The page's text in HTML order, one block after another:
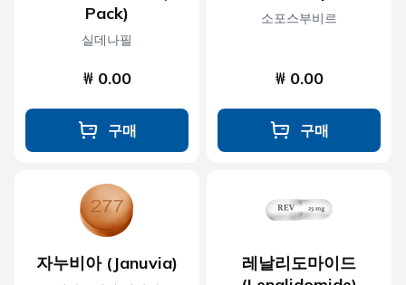
Pack)
실데나필
₩ 0.00
구매
소포스부비르
₩ 0.00
구매
자누비아 (Januvia)
레날리도마이드